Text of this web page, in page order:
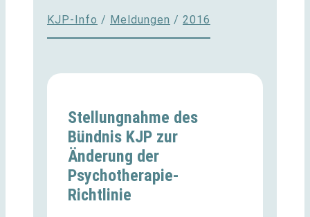
KJP-Info / Meldungen / 2016
Stellungnahme des
Bündnis KJP zur
Änderung der
Psychotherapie-
Richtlinie